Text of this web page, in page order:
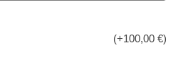
(+100,00 €)